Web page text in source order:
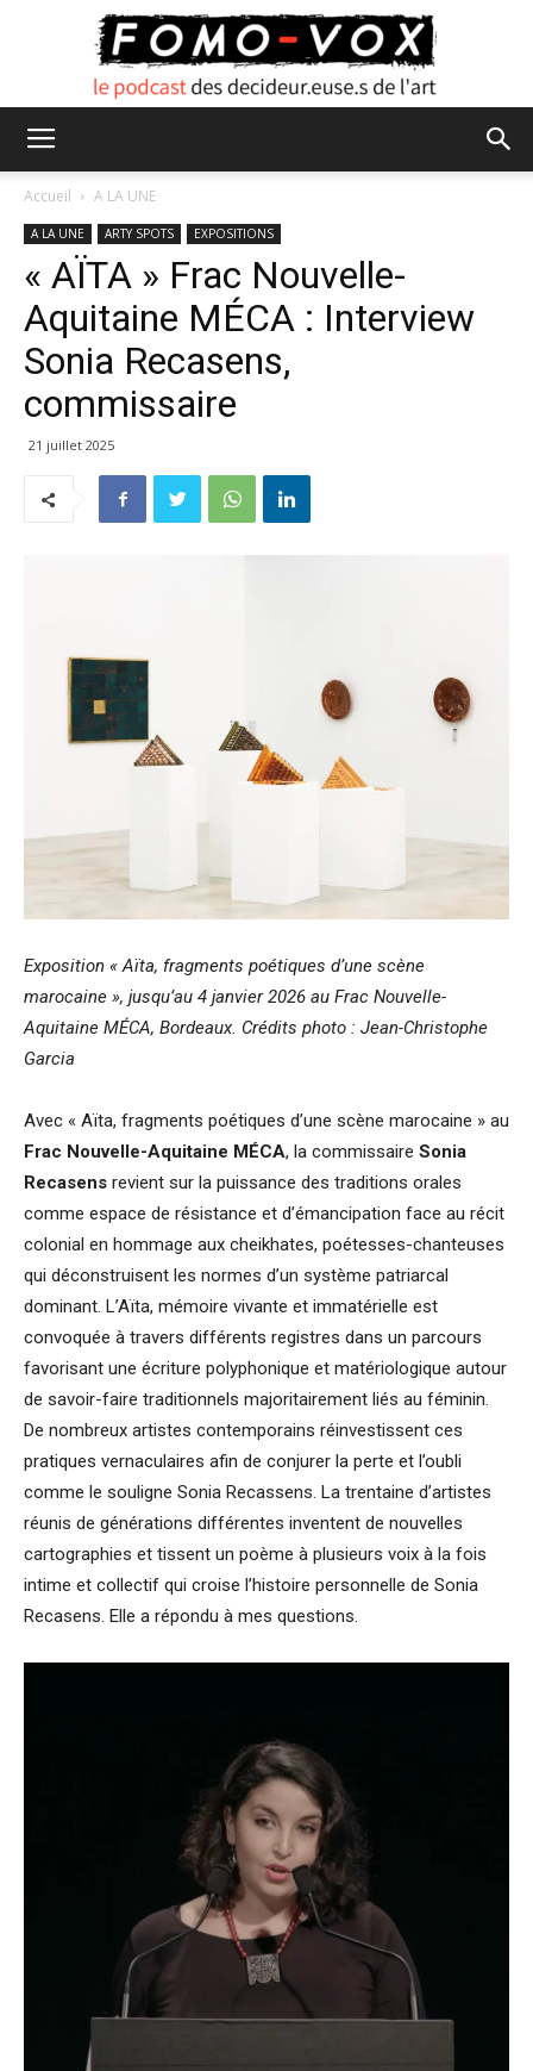
VOX
Accueil A LA UNE
A LA UNE ARTY SPOTS EXPOSITIONS
« AÏTA » Frac Nouvelle-
Aquitaine MÉCA : Interview
Sonia Recasens,
commissaire
21 juillet 2025
Exposition « Aïta, fragments poétiques d’une scène
marocaine », jusqu’au 4 janvier 2026 au Frac Nouvelle-
Aquitaine MÉCA, Bordeaux. Crédits photo : Jean-Christophe
Garcia
Avec « Aïta, fragments poétiques d’une scène marocaine » au
Frac Nouvelle-Aquitaine MÉCA, la commissaire Sonia
Recasens revient sur la puissance des traditions orales
comme espace de résistance et d’émancipation face au récit
colonial en hommage aux cheikhates, poétesses-chanteuses
qui déconstruisent les normes d’un système patriarcal
dominant. L’Aïta, mémoire vivante et immatérielle est
convoquée à travers différents registres dans un parcours
favorisant une écriture polyphonique et matériologique autour
de savoir-faire traditionnels majoritairement liés au féminin.
De nombreux artistes contemporains réinvestissent ces
pratiques vernaculaires afin de conjurer la perte et l’oubli
comme le souligne Sonia Recassens. La trentaine d’artistes
réunis de générations différentes inventent de nouvelles
cartographies et tissent un poème à plusieurs voix à la fois
intime et collectif qui croise l’histoire personnelle de Sonia
Recasens. Elle a répondu à mes questions.